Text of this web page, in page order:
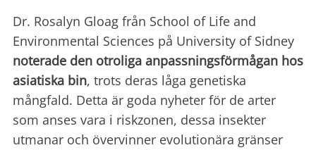
Dr. Rosalyn Gloag från School of Life and
Environmental Sciences på University of Sidney
noterade den otroliga anpassningsförmågan hos
asiatiska bin, trots deras låga genetiska
mångfald. Detta är goda nyheter för de arter
som anses vara i riskzonen, dessa insekter
utmanar och övervinner evolutionära gränser